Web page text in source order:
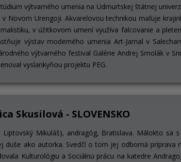
výtvarného umenia na Udmurtskej štátnej
Novom Urengoji. Akvarelovou technikou maľuje
v úžitkovom umení využíva falcovanie a
výstav moderného umenia Art-Jamal v
výtvarného festival Galérie Andrej Smolák v
vyslankyňou projektu PEG.
Skusilová - SLOVENSKO
Liptovský Mikuláš), andragóg, Bratislava. Málokto sa
duše ako autorka. Svedčí o tom jej odborná príprava
Kulturológiu a Sociálnu prácu na katedre